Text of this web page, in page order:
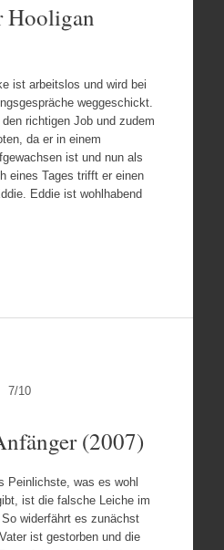
Hooligan
ist arbeitslos und wird bei
weggeschickt.
richtigen Job und zudem
da er in einem
ist und nun als
eines Tages trifft er einen
Eddie ist wohlhabend
7/10
(2007)
Peinlichste, was es wohl
ist die falsche Leiche im
widerfährt es zunächst
ist gestorben und die